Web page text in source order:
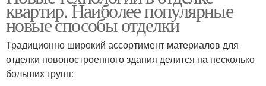
квартир. Наиболее популярные
новые способы отделки
Традиционно широкий ассортимент материалов для
отделки новопостроенного здания делится на несколько
больших групп: